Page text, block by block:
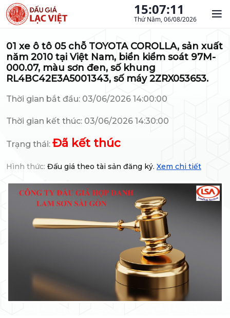
15:07:12
Thứ Năm, 06/08/2026
01 xe ô tô 05 chỗ TOYOTA COROLLA, sản xuất
năm 2010 tại Việt Nam, biển kiểm soát 97M-
000.07, màu sơn đen, số khung
RL4BC42E3A5001343, số máy 2ZRX053653.
Thời gian bắt đầu: 03/06/2026 14:00:00
Thời gian kết thúc: 03/06/2026 14:30:00
Trạng thái: Đã kết thúc
Hình thức: Đấu giá theo tài sản đăng ký. Xem chi tiết